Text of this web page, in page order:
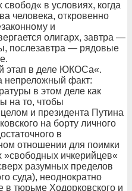
в условиях, когда
человека, откровенно
и
олигарх, завтра —
послезавтра — рядовые
этап в деле ЮКОСа«.
непреложный факт:
в этом деле как
на то, чтобы
и президента Путина
на борту личного
в
отношении для поимки
»свободных ичкерийцев«
разумных пределов
суда), неоднократно
тюрьме Ходорковского и